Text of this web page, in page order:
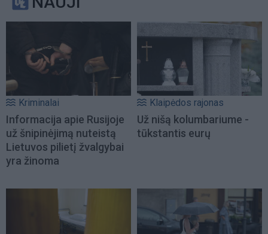
Kriminalai
Informacija apie Rusijoje
už šnipinėjimą nuteistą
Lietuvos pilietį žvalgybai
yra žinoma
Klaipėdos rajonas
Už nišą kolumbariume -
tūkstantis eurų